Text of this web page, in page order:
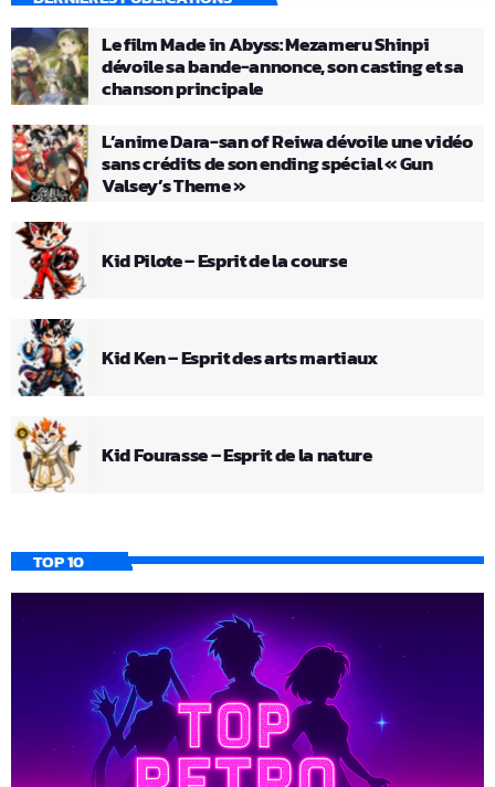
Le film Made in Abyss: Mezameru Shinpi
dévoile sa bande-annonce, son casting et sa
chanson principale
L’anime Dara-san of Reiwa dévoile une vidéo
sans crédits de son ending spécial « Gun
Valsey’s Theme »
Kid Pilote – Esprit de la course
Kid Ken – Esprit des arts martiaux
Kid Fourasse – Esprit de la nature
TOP 10